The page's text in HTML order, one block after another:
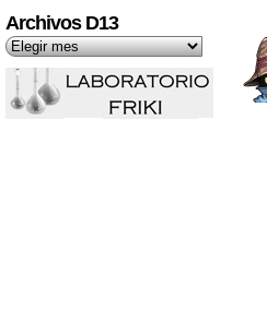
Archivos D13